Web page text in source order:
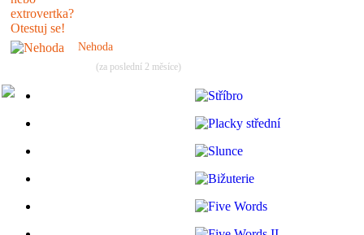
Nehoda
(za poslední 2 měsíce)